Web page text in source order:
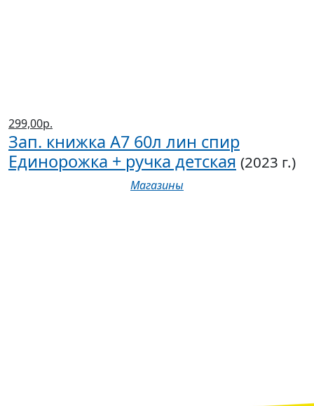
299,00р.
Зап. книжка А7 60л лин спир
Единорожка + ручка детская (2023 г.)
Магазины